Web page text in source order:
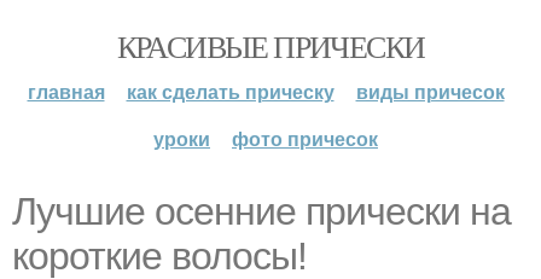
КРАСИВЫЕ ПРИЧЕСКИ
главная как сделать прическу
виды причесок
уроки
фото причесок
Лучшие осенние прически на
короткие волосы!